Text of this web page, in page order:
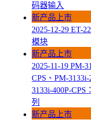
码器输入
新产品上市
2025-12-29 ET-
模块
新产品上市
2025-11-19 PM-
CPS、PM-
3133i-400P-
列
新产品上市